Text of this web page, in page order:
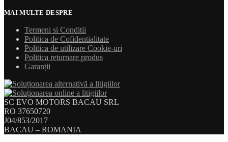
MAI MULTE DESPRE
Termeni si Conditii
Politica de Cofidentialitate
Politica de utilizare Cookie-uri
Politica returnare produs
Garanții
SC EVO MOTORS BACAU SRL
RO 37650720
J04/853/2017
BACAU – ROMANIA